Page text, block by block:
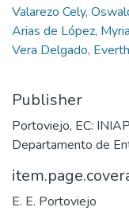
Valarezo Cely,
Arias de López,
Vera Delgado, Everth
Publisher
Portoviejo, EC:
Departamento de
E. E. Portoviejo